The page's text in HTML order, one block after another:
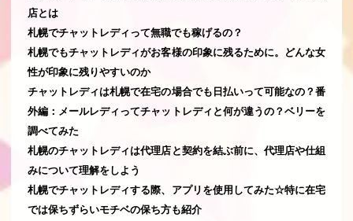
店とは
札幌でチャットレディって無職でも稼げるの？
札幌でもチャットレディがお客様の印象に残るために。どんな女
性が印象に残りやすいのか
チャットレディは札幌で在宅の場合でも日払いって可能なの？番
外編：メールレディってチャットレディと何が違うの？ベリーを
調べてみた
札幌のチャットレディは代理店と契約を結ぶ前に、代理店や仕組
みについて理解をしよう
札幌でチャットレディする際、アプリを使用してみた☆特に在宅
では保ちずらいモチベの保ち方も紹介